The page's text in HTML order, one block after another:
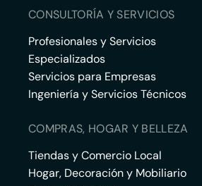
CONSULTORÍA Y SERVICIOS
Profesionales y Servicios
Especializados
Servicios para Empresas
Ingeniería y Servicios Técnicos
COMPRAS, HOGAR Y BELLEZA
Tiendas y Comercio Local
Hogar, Decoración y Mobiliario